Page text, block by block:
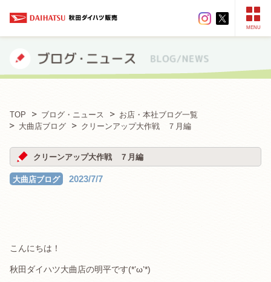
MENU
TOP ブログ・ニュース
お店・本社ブログ一覧
大曲店ブログ
クリーンアップ大作戦 ７月編
クリーンアップ大作戦 ７月編
大曲店ブログ 2023/7/7
こんにちは！
秋田ダイハツ大曲店の明平です(*’ω’*)